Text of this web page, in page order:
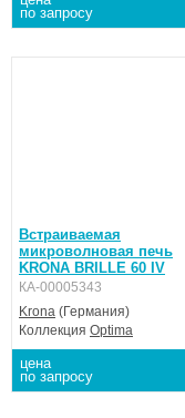
по запросу
Встраиваемая
микроволновая печь
KRONA BRILLE 60 IV
КА-00005343
Krona (Германия)
Коллекция Optima
цена
по запросу